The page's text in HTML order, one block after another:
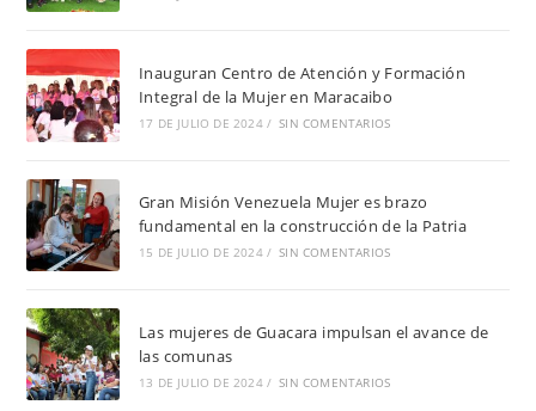
Inauguran Centro de Atención y Formación
Integral de la Mujer en Maracaibo
17 DE JULIO DE 2024 / SIN COMENTARIOS
Gran Misión Venezuela Mujer es brazo
fundamental en la construcción de la Patria
15 DE JULIO DE 2024 / SIN COMENTARIOS
Las mujeres de Guacara impulsan el avance de
las comunas
13 DE JULIO DE 2024 / SIN COMENTARIOS